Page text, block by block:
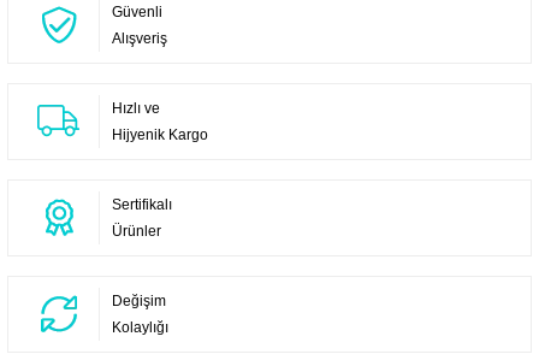
Güvenli
Alışveriş
Hızlı ve
Hijyenik Kargo
Sertifikalı
Ürünler
Değişim
Kolaylığı